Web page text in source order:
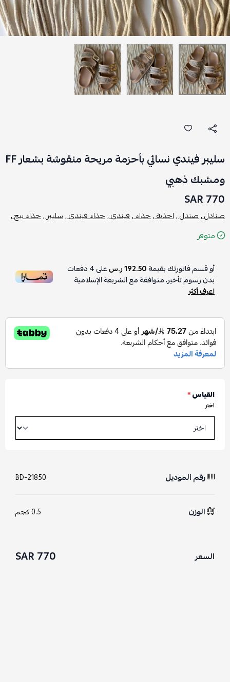
سليبر فيندي نسائي بأحزمة مريحة منقوشة بشعار FF
ومشبك ذهبي
770 SAR
صنادل ,صندل ,احذية ,حذاء ,فيندي ,حذاء فيندي ,سليبر ,حذاء بيج ,
متوفر
أو قسم فاتورتك بقيمة192.50 ر.س على4دفعات
بدون رسوم تأخير، متوافقة مع الشريعة الإسلامية
اعرف أكثر
القياس*
اختر
رقم الموديل BD-21850
الوزن 0.5 كجم
السعر 770 SAR